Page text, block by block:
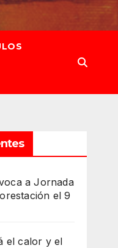
a Jornada
el 9
el calor y el